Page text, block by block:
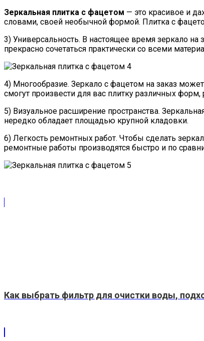
Зеркальная плитка с фацетом — это красивое и
словами, своей необычной формой. Плитка с
3) Универсальность. В настоящее время зеркало
прекрасно сочетаться практически со всеми
4) Многообразие. Зеркало с фацетом на заказ
смогут произвести для вас плитку различных
5) Визуальное расширение пространства.
нередко обладает площадью крупной кладовки.
6) Легкость ремонтных работ. Чтобы сделать
ремонтные работы производятся быстро и по
Как выбрать фильтр для очистки воды,